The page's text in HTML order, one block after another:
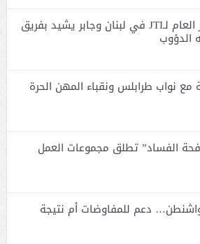
سقلاوي مكرّماً المدير العام لـJTI في لبنان وجابر يشيد بفريق
الدؤوب
مع نواب طرابلس ونقباء المهن الحرة
الفساد” تطلق مجموعات العمل
دعم للمفاوضات أم نتيجة